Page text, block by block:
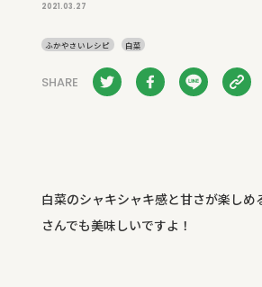
2021.03.27
ふかやさいレシピ 白菜
SHARE
白菜のシャキシャキ感と甘さが楽しめ
さんでも美味しいですよ！